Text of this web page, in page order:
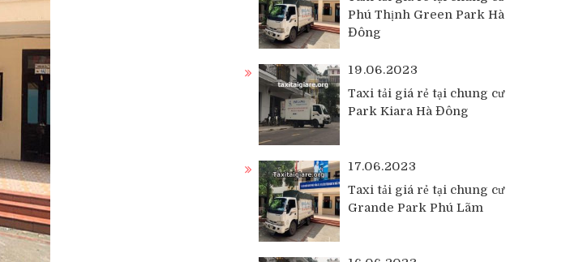
Phú Thịnh Green Park Hà
Đông
19.06.2023
Taxi tải giá rẻ tại chung cư
Park Kiara Hà Đông
17.06.2023
Taxi tải giá rẻ tại chung cư
Grande Park Phú Lãm